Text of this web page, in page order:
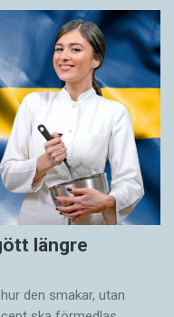
längre
den smakar, utan